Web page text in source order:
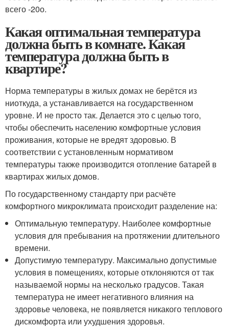
всего -20о.
Какая оптимальная температура
должна быть в комнате. Какая
температура должна быть в
квартире?
Норма температуры в жилых домах не берётся из
ниоткуда, а устанавливается на государственном
уровне. И не просто так. Делается это с целью того,
чтобы обеспечить населению комфортные условия
проживания, которые не вредят здоровью. В
соответствии с установленным нормативом
температуры также производится отопление батарей в
квартирах жилых домов.
По государственному стандарту при расчёте
комфортного микроклимата происходит разделение на:
Оптимальную температуру. Наиболее комфортные
условия для пребывания на протяжении длительного
времени.
Допустимую температуру. Максимально допустимые
условия в помещениях, которые отклоняются от так
называемой нормы на несколько градусов. Такая
температура не имеет негативного влияния на
здоровье человека, не появляется никакого теплового
дискомфорта или ухудшения здоровья.